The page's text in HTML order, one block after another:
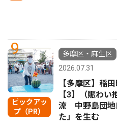
9
ピックアッ
プ（PR）
多摩区・麻生区
2026.07.31
【多摩区】稲
【3】（賑わ
流 中野島団地
た」を生む